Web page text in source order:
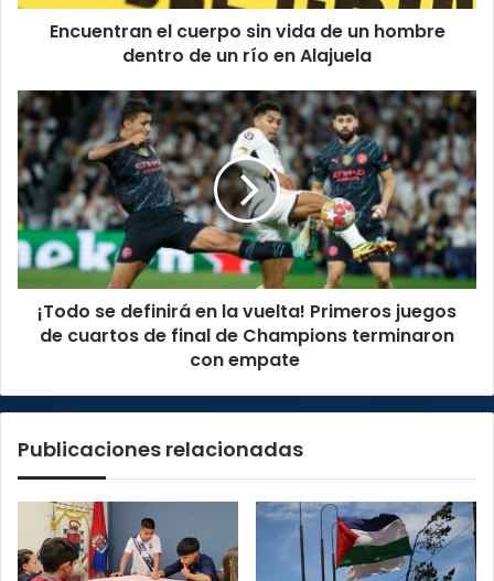
dentro
en
Alajuela
Encuentran el cuerpo sin vida de un hombre
dentro de un río en Alajuela
¡Todo
se
definirá
en
la
vuelta!
Primeros
juegos
de
cuartos
Champions
con
¡Todo se definirá en la vuelta! Primeros juegos
de cuartos de final de Champions terminaron
con empate
Publicaciones relacionadas